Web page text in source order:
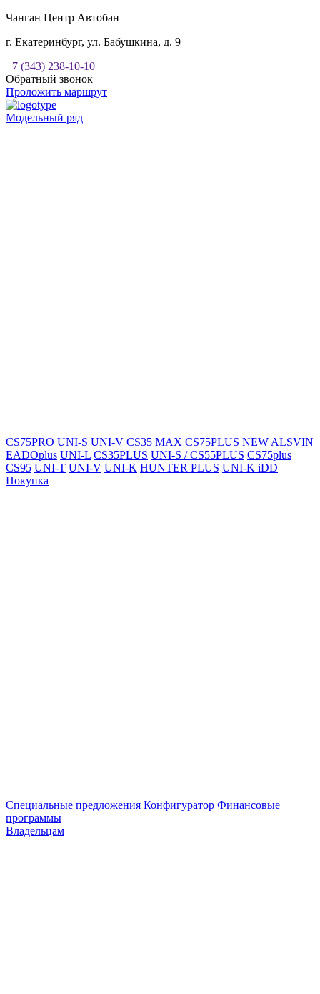
Чанган Центр Автобан
г. Екатеринбург, ул. Бабушкина, д. 9
+7 (343) 238-10-10
Обратный звонок
Проложить маршрут
Модельный ряд
CS75PRO UNI-S UNI-V CS35 MAX CS75PLUS NEW ALSVIN
EADOplus UNI-L CS35PLUS UNI-S / CS55PLUS CS75plus
CS95 UNI-T UNI-V UNI-K HUNTER PLUS UNI-K iDD
Покупка
Специальные предложения Конфигуратор Финансовые
программы
Владельцам